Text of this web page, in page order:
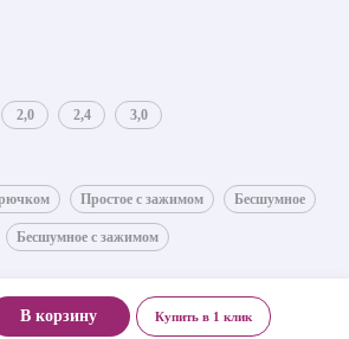
2,0 2,4 3,0
Простое с зажимом Бесшумное
Бесшумное с зажимом
В корзину Купить в 1 клик